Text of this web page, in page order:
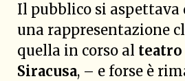
Il pubblico si aspettava
una rappresentazione
quella in corso al teatro
Siracusa, – e forse è